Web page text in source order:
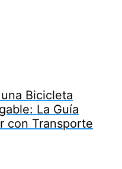
Bicicleta
La Guía
con Transporte